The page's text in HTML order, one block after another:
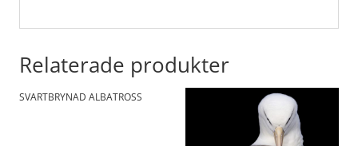
Relaterade produkter
SVARTBRYNAD ALBATROSS